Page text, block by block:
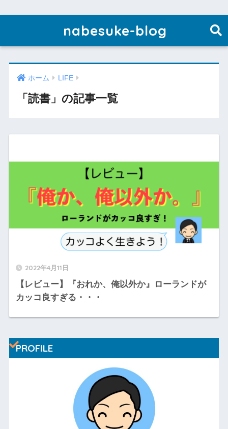
nabesuke-blog
ホーム LIFE
「読書」の記事一覧
2022年4月11日
【レビュー】『おれか、俺以外か』ローランドが
カッコ良すぎる・・・
PROFILE